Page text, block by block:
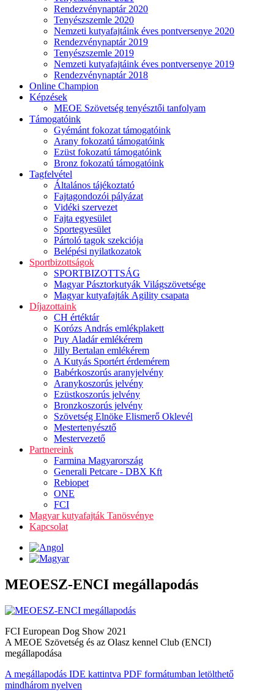
Rendezvénynaptár 2020
Tenyészszemle 2020
Nemzeti kutyafajtáink éves pontversenye 2020
Rendezvénynaptár 2019
Tenyészszemle 2019
Nemzeti kutyafajtáink éves pontversenye 2019
Rendezvénynaptár 2018
Online Champion
Képzések
MEOE Szövetség tenyésztői tanfolyam
Támogatóink
Gyémánt fokozat támogatóink
Arany fokozatú támogatóink
Ezüst fokozatú támogatóink
Bronz fokozatú támogatóink
Tagfelvétel
Általános tájékoztató
Fajtagondozói pályázat
Vidéki szervezet
Fajta egyesület
Sportegyesület
Pártoló tagok szekciója
Belépési nyilatkozatok
Sportbizottságok
SPORTBIZOTTSÁG
Magyar Pásztorkutyák Világszövetsége
Magyar kutyafajták Agility csapata
Díjazottaink
CH értéktár
Korózs András emlékplakett
Puy Aladár emlékérem
Jilly Bertalan emlékérem
A Kutyás Sportért érdemérem
Babérkoszorús aranyjelvény
Aranykoszorús jelvény
Ezüstkoszorús jelvény
Bronzkoszorús jelvény
Szövetség Elnöke Elismerő Oklevél
Mestertenyésztő
Mestervezető
Partnereink
Farmina Magyarország
Generali Petcare - DBX Kft
Rebiopet
ONE
FCI
Magyar kutyafajták Tanösvénye
Kapcsolat
MEOESZ-ENCI megállapodás
FCI European Dog Show 2021
A MEOE Szövetség és az Olasz kennel Club (ENCI)
megállapodása
A megállapodás IDE kattintva PDF formátumban letölthető
mindhárom nyelven